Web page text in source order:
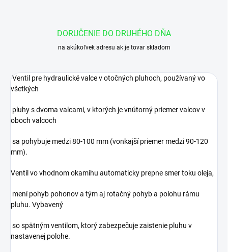
DORUČENIE DO DRUHÉHO DŇA
na akúkoľvek adresu ak je tovar skladom
Ventil pre hydraulické valce v otočných pluhoch, používaný vo
všetkých
pluhy s dvoma valcami, v ktorých je vnútorný priemer valcov v
oboch valcoch
sa pohybuje medzi 80-100 mm (vonkajší priemer medzi 90-120
mm).
Ventil vo vhodnom okamihu automaticky prepne smer toku oleja,
mení pohyb pohonov a tým aj rotačný pohyb a polohu rámu
pluhu. Vybavený
so spätným ventilom, ktorý zabezpečuje zaistenie pluhu v
nastavenej polohe.